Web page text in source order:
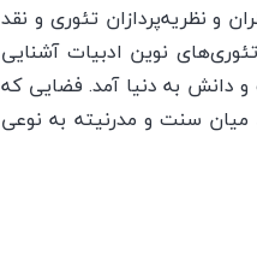
و نظریه‌پردازان تئوری و نقد
نوین ادبیات آشنایی
فرهنگ و دانش به دنیا آمد. فضایی که
میان سنت و مدرنیته به نوعی